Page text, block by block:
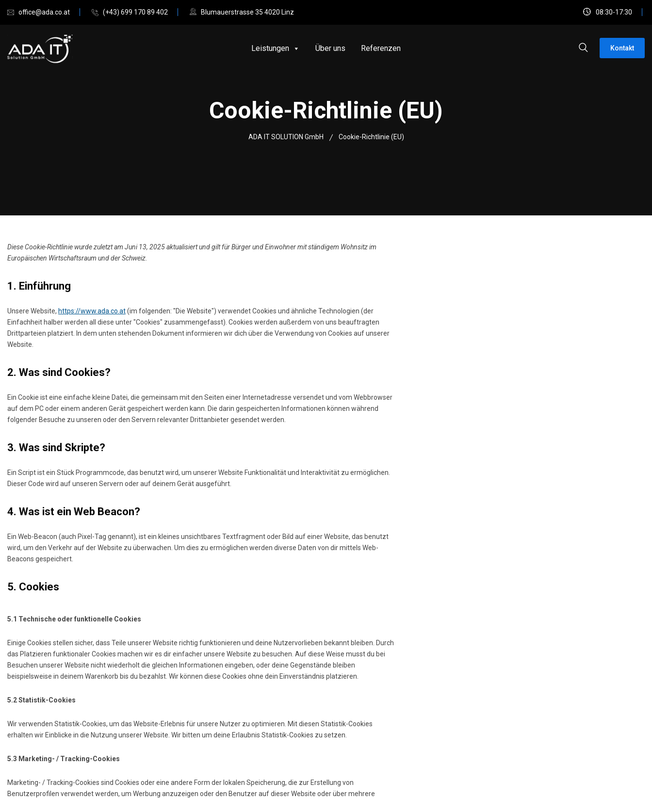
office@ada.co.at (+43) 699 170 89 402 Blumauerstrasse 35 4020 Linz 08:30-17:30
Leistungen Über uns Referenzen Kontakt
Cookie-Richtlinie (EU)
ADA IT SOLUTION GmbH Cookie-Richtlinie (EU)
Diese Cookie-Richtlinie wurde zuletzt am Juni 13, 2025 aktualisiert und gilt für Bürger und Einwohner mit ständigem Wohnsitz im
Europäischen Wirtschaftsraum und der Schweiz.
1. Einführung
Unsere Website, https://www.ada.co.at(im folgenden: "Die Website") verwendet Cookies und ähnliche Technologien (der
Einfachheit halber werden all diese unter "Cookies" zusammengefasst). Cookies werden außerdem von uns beauftragten
Drittparteien platziert. In dem unten stehenden Dokument informieren wir dich über die Verwendung von Cookies auf unserer
Website.
2. Was sind Cookies?
Ein Cookie ist eine einfache kleine Datei, die gemeinsam mit den Seiten einer Internetadresse versendet und vom Webbrowser
auf dem PC oder einem anderen Gerät gespeichert werden kann. Die darin gespeicherten Informationen können während
folgender Besuche zu unseren oder den Servern relevanter Drittanbieter gesendet werden.
3. Was sind Skripte?
Ein Script ist ein Stück Programmcode, das benutzt wird, um unserer Website Funktionalität und Interaktivität zu ermöglichen.
Dieser Code wird auf unseren Servern oder auf deinem Gerät ausgeführt.
4. Was ist ein Web Beacon?
Ein Web-Beacon (auch Pixel-Tag genannt), ist ein kleines unsichtbares Textfragment oder Bild auf einer Website, das benutzt
wird, um den Verkehr auf der Website zu überwachen. Um dies zu ermöglichen werden diverse Daten von dir mittels Web-
Beacons gespeichert.
5. Cookies
5.1 Technische oder funktionelle Cookies
Einige Cookies stellen sicher, dass Teile unserer Website richtig funktionieren und deine Nutzervorlieben bekannt bleiben. Durch
das Platzieren funktionaler Cookies machen wir es dir einfacher unsere Website zu besuchen. Auf diese Weise musst du bei
Besuchen unserer Website nicht wiederholt die gleichen Informationen eingeben, oder deine Gegenstände bleiben
beispielsweise in deinem Warenkorb bis du bezahlst. Wir können diese Cookies ohne dein Einverständnis platzieren.
5.2 Statistik-Cookies
Wir verwenden Statistik-Cookies, um das Website-Erlebnis für unsere Nutzer zu optimieren. Mit diesen Statistik-Cookies
erhalten wir Einblicke in die Nutzung unserer Website. Wir bitten um deine Erlaubnis Statistik-Cookies zu setzen.
5.3 Marketing- / Tracking-Cookies
Marketing- / Tracking-Cookies sind Cookies oder eine andere Form der lokalen Speicherung, die zur Erstellung von
Benutzerprofilen verwendet werden, um Werbung anzuzeigen oder den Benutzer auf dieser Website oder über mehrere